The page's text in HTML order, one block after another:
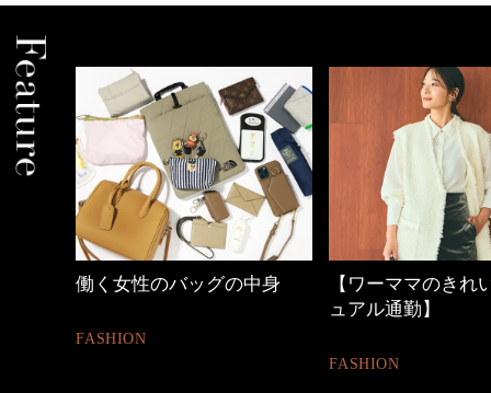
【ワーママのきれいめカジ
心地よくいられる
とは
FASHION